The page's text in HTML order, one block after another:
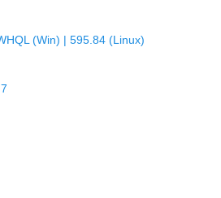
(Win) | 595.84 (Linux)